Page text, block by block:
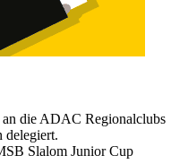
die ADAC Regionalclubs
delegiert.
Slalom Junior Cup